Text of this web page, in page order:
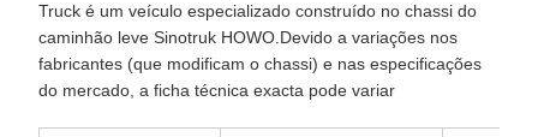
Truck é um veículo especializado construído no chassi do
caminhão leve Sinotruk HOWO.Devido a variações nos
fabricantes (que modificam o chassi) e nas especificações
do mercado, a ficha técnica exacta pode variar